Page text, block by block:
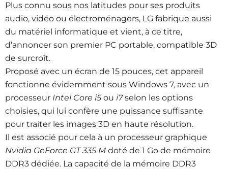
Plus connu sous nos latitudes pour ses produits
audio, vidéo ou électroménagers, LG fabrique aussi
du matériel informatique et vient, à ce titre,
d’annoncer son premier PC portable, compatible 3D
de surcroît.
Proposé avec un écran de 15 pouces, cet appareil
fonctionne évidemment sous Windows 7, avec un
processeur Intel Core i5 ou i7selon les options
choisies, qui lui confère une puissance suffisante
pour traiter les images 3D en haute résolution.
Il est associé pour cela à un processeur graphique
Nvidia GeForce GT 335 M doté de 1 Go de mémoire
DDR3 dédiée. La capacité de la mémoire DDR3